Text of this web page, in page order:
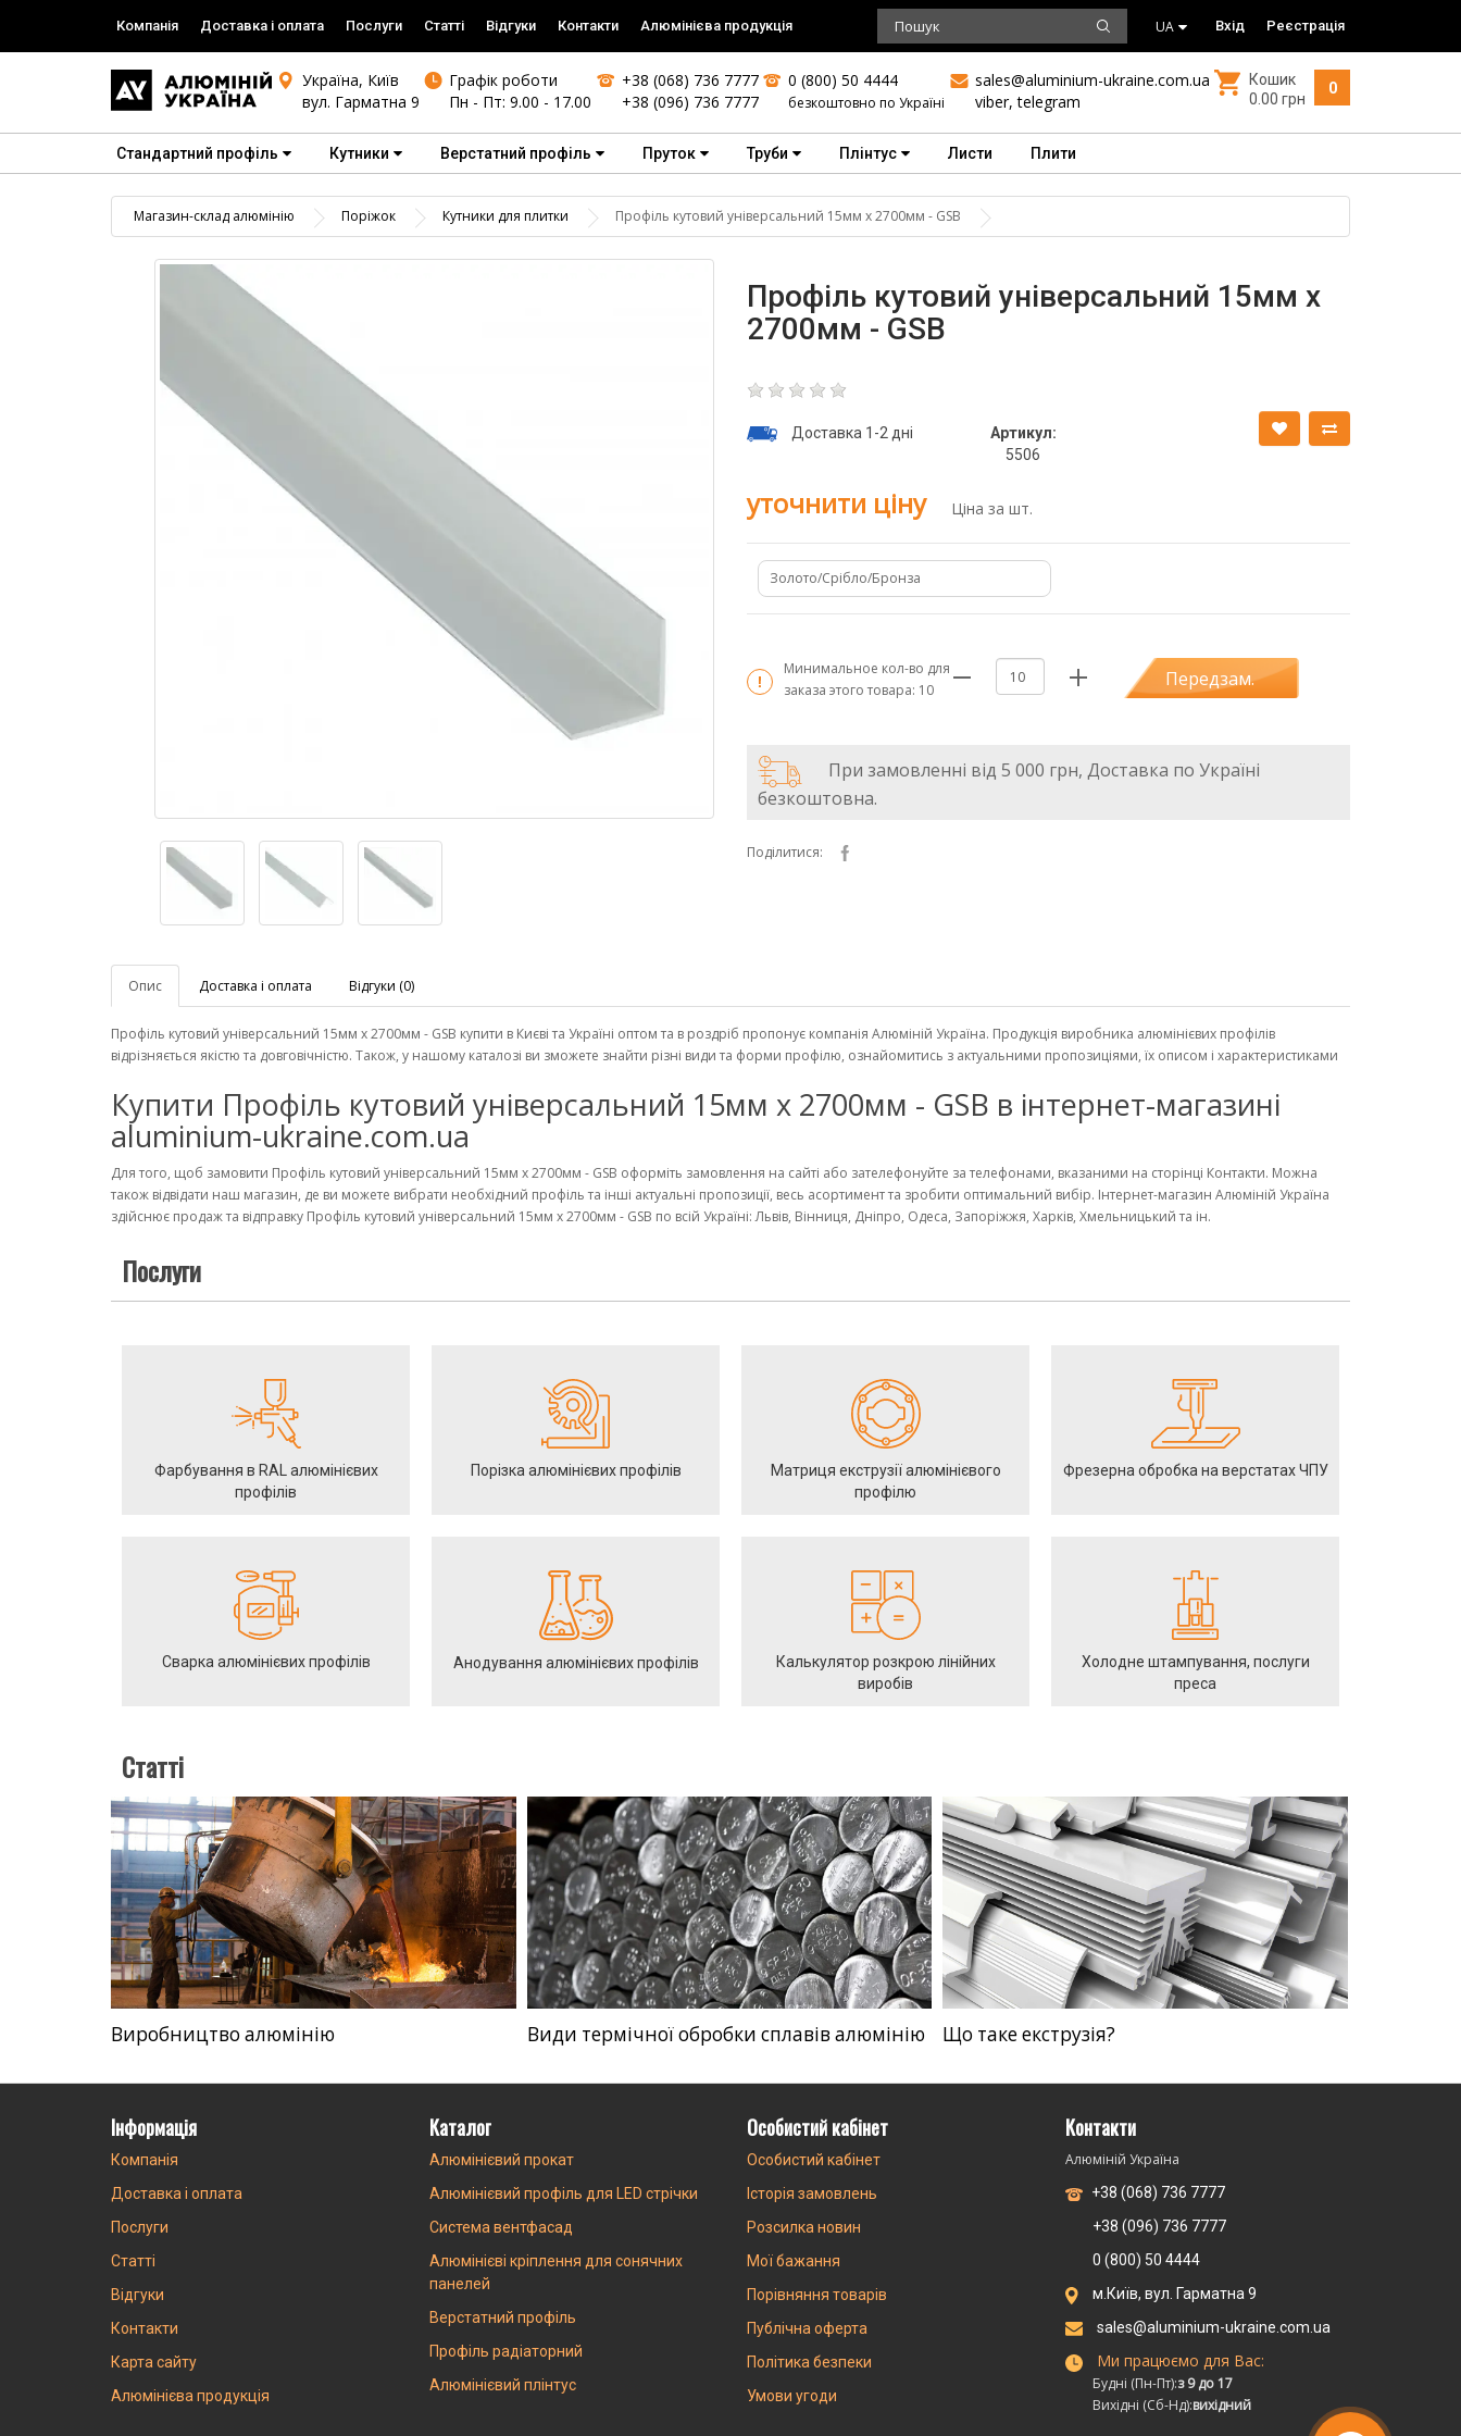
Компанія Доставка і оплата Послуги Статті Відгуки Контакти Алюмінієва продукція UA Вхід Реєстрація
Україна, Київ
вул. Гарматна 9
Графік роботи
Пн - Пт: 9.00 - 17.00
+38 (068) 736 7777
+38 (096) 736 7777
0 (800) 50 4444
безкоштовно по Україні
sales@aluminium-ukraine.com.ua
viber,telegram
0
Кошик
0.00 грн
Стандартний профіль Кутники Верстатний профіль Пруток Труби Плінтус Листи Плити
Магазин-склад алюмінію Поріжок Кутники для плитки Профіль кутовий універсальний 15мм х 2700мм - GSB
Профіль кутовий універсальний 15мм х
2700мм - GSB
Доставка 1-2 дні
Артикул:
5506
уточнити ціну Ціна за шт.
Золото/Срібло/Бронза
Минимальное кол-во для
заказа этого товара: 10 Передзам.
При замовленні від 5 000 грн, Доставка по Україні
безкоштовна.
Поділитися:
Опис Доставка і оплата Відгуки (0)
Профіль кутовий універсальний 15мм х 2700мм - GSB купити в Києві та Україні оптом та в роздріб пропонує компанія Алюміній Україна. Продукція виробника алюмінієвих профілів
відрізняється якістю та довговічністю. Також, у нашому каталозі ви зможете знайти різні види та форми профілю, ознайомитись з актуальними пропозиціями, їх описом і характеристиками
Купити Профіль кутовий універсальний 15мм х 2700мм - GSB в інтернет-магазині
aluminium-ukraine.com.ua
Для того, щоб замовити Профіль кутовий універсальний 15мм х 2700мм - GSB оформіть замовлення на сайті або зателефонуйте за телефонами, вказаними на сторінці Контакти. Можна
також відвідати наш магазин, де ви можете вибрати необхідний профіль та інші актуальні пропозиції, весь асортимент та зробити оптимальний вибір. Інтернет-магазин Алюміній Україна
здійснює продаж та відправку Профіль кутовий універсальний 15мм х 2700мм - GSB по всій Україні: Львів, Вінниця, Дніпро, Одеса, Запоріжжя, Харків, Хмельницький та ін.
Послуги
Фарбування в RAL алюмінієвих
профілів
Порізка алюмінієвих профілів
Матриця екструзії алюмінієвого
профілю
Фрезерна обробка на верстатах ЧПУ
Сварка алюмінієвих профілів Анодування алюмінієвих профілів
Калькулятор розкрою лінійних
виробів
Холодне штампування, послуги
преса
Статті
Виробництво алюмінію Види термічної обробки сплавів алюмінію Що таке екструзія?
Інформація
Компанія
Доставка і оплата
Послуги
Статті
Відгуки
Контакти
Карта сайту
Алюмінієва продукція
Каталог
Алюмінієвий прокат
Алюмінієвий профіль для LED стрічки
Система вентфасад
Алюмінієві кріплення для сонячних
панелей
Верстатний профіль
Профіль радіаторний
Алюмінієвий плінтус
Особистий кабінет
Особистий кабінет
Історія замовлень
Розсилка новин
Мої бажання
Порівняння товарів
Публічна оферта
Політика безпеки
Умови угоди
Контакти
Алюміній Україна
+38 (068) 736 7777
+38 (096) 736 7777
0 (800) 50 4444
м.Київ, вул. Гарматна 9
sales@aluminium-ukraine.com.ua
Ми працюємо для Вас:
Будні (Пн-Пт):з 9 до 17
Вихідні (Сб-Нд):вихідний